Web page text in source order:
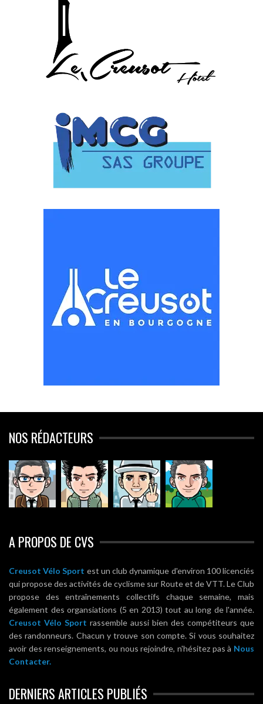
NOS RÉDACTEURS
A PROPOS DE CVS
Creusot Vélo Sport est un club dynamique d'environ 100 licenciés
qui propose des activités de cyclisme sur Route et de VTT. Le Club
propose des entraînements collectifs chaque semaine, mais
également des organsiations (5 en 2013) tout au long de l'année.
Creusot Vélo Sport rassemble aussi bien des compétiteurs que
des randonneurs. Chacun y trouve son compte. Si vous souhaitez
avoir des renseignements, ou nous rejoindre, n'hésitez pas à Nous
Contacter.
DERNIERS ARTICLES PUBLIÉS